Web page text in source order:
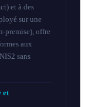
et à des
sur une
premise), offre
aux
sans
et